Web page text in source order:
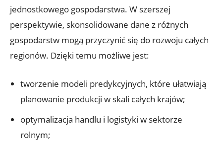
jednostkowego gospodarstwa. W szerszej
perspektywie, skonsolidowane dane z różnych
gospodarstw mogą przyczynić się do rozwoju całych
regionów. Dzięki temu możliwe jest:
tworzenie modeli predykcyjnych, które ułatwiają
planowanie produkcji w skali całych krajów;
optymalizacja handlu i logistyki w sektorze
rolnym;